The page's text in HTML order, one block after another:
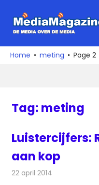
naar
media
over
Home meting Page 2
Tag: meting
Luistercijfers:
aan kop
22 april 2014